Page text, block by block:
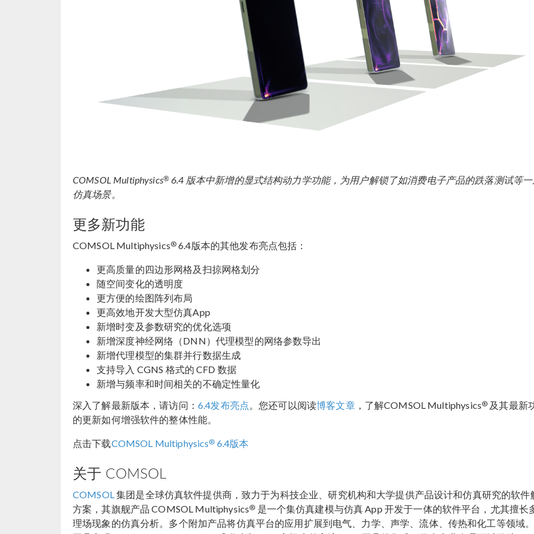
COMSOL Multiphysics® 6.4 版本中新增的显式结构动力学功能，为用户解锁了如消费电子产品的跌落测试等
仿真场景。
更多新功能
COMSOL Multiphysics® 6.4版本的其他发布亮点包括：
更高质量的四边形网格及扫掠网格划分
随空间变化的透明度
更方便的绘图阵列布局
更高效地开发大型仿真App
新增时变及参数研究的优化选项
新增深度神经网络（DNN）代理模型的网络参数导出
新增代理模型的集群并行数据生成
支持导入 CGNS 格式的 CFD 数据
新增与频率和时间相关的不确定性量化
深入了解最新版本，请访问： 6.4发布亮点。您还可以阅读博客文章，了解COMSOL Multiphysics® 及其最新
的更新如何增强软件的整体性能。
点击下载COMSOL Multiphysics® 6.4版本
关于 COMSOL
COMSOL集团是全球仿真软件提供商，致力于为科技企业、研究机构和大学提供产品设计和仿真研究的软件
方案，其旗舰产品 COMSOL Multiphysics® 是一个集仿真建模与仿真 App 开发于一体的软件平台，尤其擅长
理场现象的仿真分析。多个附加产品将仿真平台的应用扩展到电气、力学、声学、流体、传热和化工等领域